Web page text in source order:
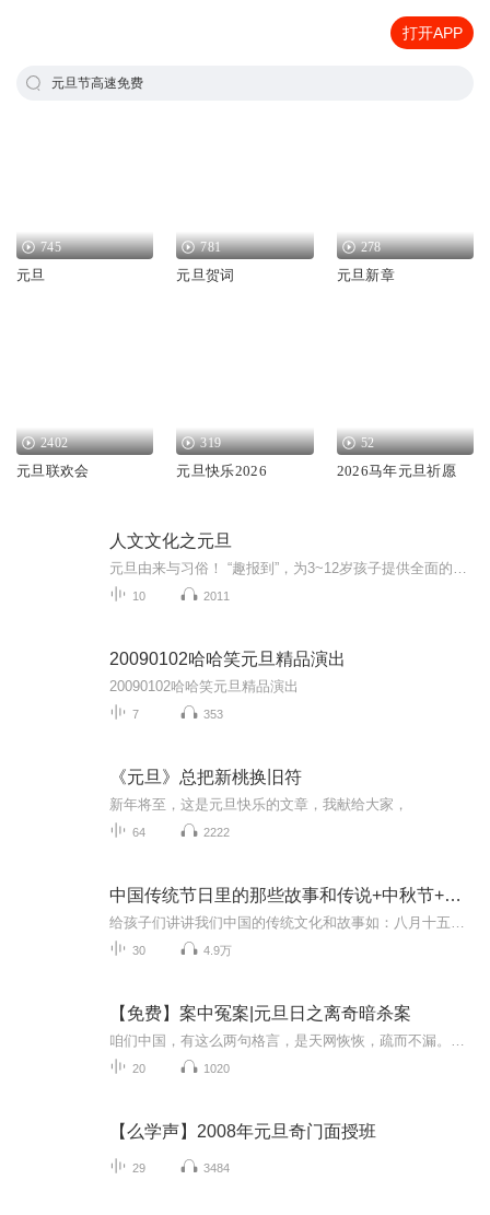
打开APP
元旦节高速免费
745
元旦
781
元旦贺词
278
元旦新章
2402
元旦联欢会
319
元旦快乐2026
52
2026马年元旦祈愿
人文文化之元旦
10 2011
20090102哈哈笑元旦精品演出
20090102哈哈笑元旦精品演出
7 353
《元旦》总把新桃换旧符
新年将至，这是元旦快乐的文章，我献给大家，
64 2222
中国传统节日里的那些故事和传说+中秋节+元旦春节等
30 4.9万
【免费】案中冤案|元旦日之离奇暗杀案
20 1020
【么学声】2008年元旦奇门面授班
29 3484